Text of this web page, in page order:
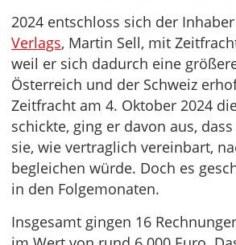
2024 entschloss sich der
Verlags, Martin Sell, mit
weil er sich dadurch eine
Österreich und der Schweiz
Zeitfracht am 4. Oktober 2024
schickte, ging er davon aus,
sie, wie vertraglich vereinbart,
begleichen würde. Doch es
in den Folgemonaten.
Insgesamt gingen 16